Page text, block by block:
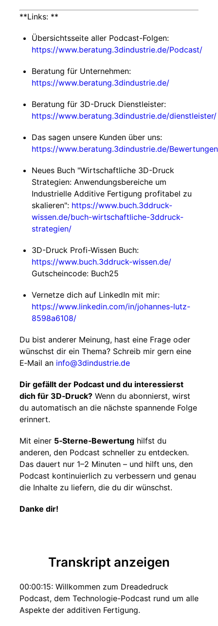
**Links: **
Übersichtsseite aller Podcast-Folgen:
https://www.beratung.3dindustrie.de/Podcast/
Beratung für Unternehmen:
https://www.beratung.3dindustrie.de/
Beratung für 3D-Druck Dienstleister:
https://www.beratung.3dindustrie.de/dienstleister/
Das sagen unsere Kunden über uns:
https://www.beratung.3dindustrie.de/
Neues Buch "Wirtschaftliche 3D-Druck
Strategien: Anwendungsbereiche um
Industrielle Additive Fertigung profitabel zu
skalieren": https://www.buch.3ddruck-
wissen.de/buch-wirtschaftliche-3ddruck-
strategien/
3D-Druck Profi-Wissen Buch:
https://www.buch.3ddruck-wissen.de/
Gutscheincode: Buch25
Vernetze dich auf LinkedIn mit mir:
https://www.linkedin.com/in/johannes-lutz-
8598a6108/
Du bist anderer Meinung, hast eine Frage oder
wünschst dir ein Thema? Schreib mir gern eine
E‑Mail an info@3dindustrie.de
Dir gefällt der Podcast und du interessierst
dich für 3D‑Druck? Wenn du abonnierst, wirst
du automatisch an die nächste spannende Folge
erinnert.
Mit einer 5‑Sterne‑Bewertung hilfst du
anderen, den Podcast schneller zu entdecken.
Das dauert nur 1–2 Minuten – und hilft uns, den
Podcast kontinuierlich zu verbessern und genau
die Inhalte zu liefern, die du dir wünschst.
Danke dir!
Transkript anzeigen
00:00:15: Willkommen zum Dreadedruck
Podcast, dem Technologie-Podcast rund um alle
Aspekte der additiven Fertigung.